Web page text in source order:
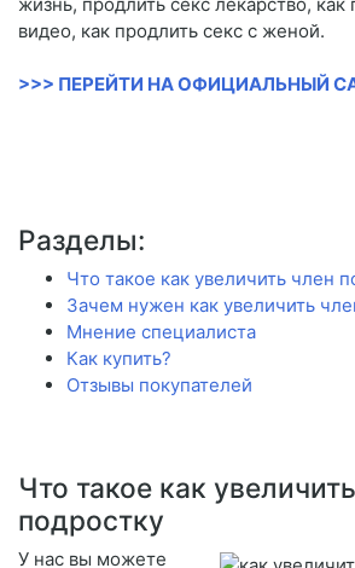
видео, как продлить секс с женой.
>>> ПЕРЕЙТИ НА ОФИЦИАЛЬНЫЙ
Разделы:
Что такое как увеличить член
Зачем нужен как увеличить
Мнение специалиста
Как купить?
Отзывы покупателей
Что такое как
подростку
У нас вы можете